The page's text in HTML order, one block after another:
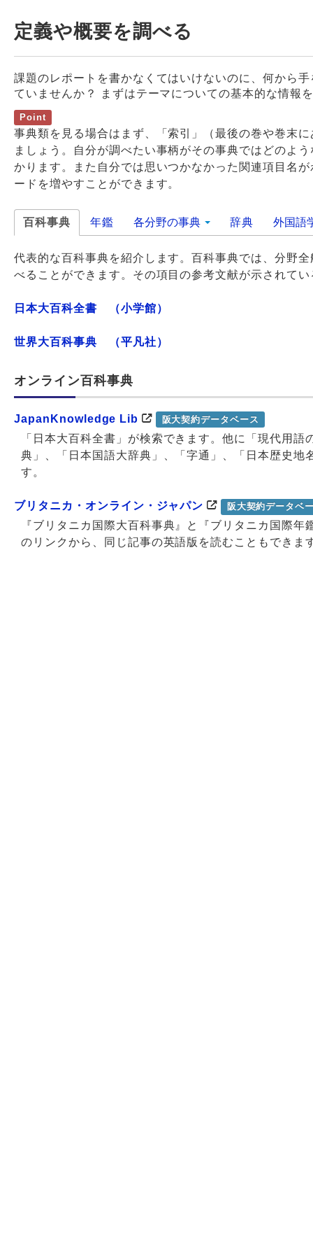
定義や概要を調べる
課題のレポートを書かなくてはいけないのに、何から
ていませんか？ まずはテーマについての基本的な情報
Point
事典類を見る場合はまず、「索引」（最後の巻や巻末
ましょう。自分が調べたい事柄がその事典ではどのよ
かります。また自分では思いつかなかった関連項目名
ードを増やすことができます。
百科事典 年鑑 各分野の事典 辞典 外国語
代表的な百科事典を紹介します。百科事典では、分野
べることができます。その項目の参考文献が示されて
日本大百科全書 （小学館）
世界大百科事典 （平凡社）
オンライン百科事典
JapanKnowledge Lib 阪大契約データベース
「日本大百科全書」が検索できます。他に「現代用
典」、「日本国語大辞典」、「字通」、「日本歴史地
す。
ブリタニカ・オンライン・ジャパン 阪大契約データベ
『ブリタニカ国際大百科事典』と『ブリタニカ国際
のリンクから、同じ記事の英語版を読むこともできま